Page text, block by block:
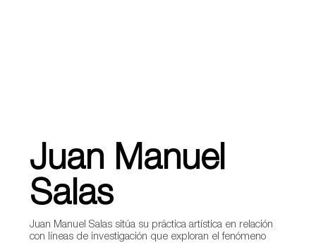
Juan Manuel
Salas
Juan Manuel Salas sitúa su práctica artística en relación
con líneas de investigación que exploran el fenómeno